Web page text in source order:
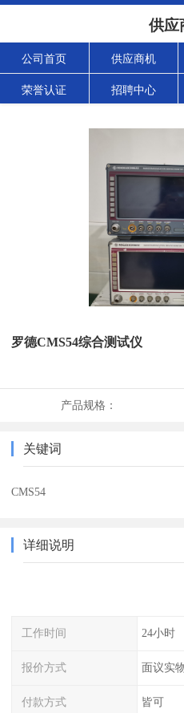
供应
公司首页 供应商机
荣誉认证 招聘中心
罗德CMS54综合测试仪
产品规格：
关键词
CMS54
详细说明
工作时间 24小时
报价方式 面议实
付款方式 皆可